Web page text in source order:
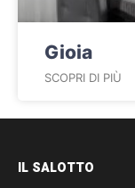
Gioia
SCOPRI DI PIÙ
IL SALOTTO